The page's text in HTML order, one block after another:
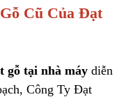
Cũ Của Đạt
gỗ tại nhà máy diễn
Công Ty Đạt